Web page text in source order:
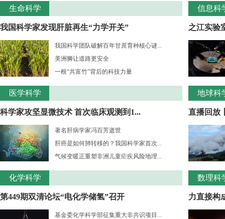
生命科学
我国科学家发现肝脏再生“力学开关”
我国科学团队破解百年甘蔗育种核心谜...
美洲狮让道路更安全
一根“共富竹”背后的科技力量
医学科学
科学家攻坚显微技术 首次临床观测到1...
著名肝病学家冯百芳逝世
肝癌是如何肺转移的？我国科学家首次...
气候变暖正重塑非洲儿童疟疾风险地理...
化学科学
第449期双清论坛“电化学储氢”召开
基金委化学科学部征集重大非共识项目...
信息科
之江实验
地球科
直播回放
数理科
力直接构